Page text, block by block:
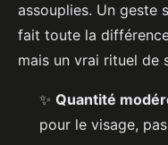
assouplies. Un geste
fait toute la
mais un vrai rituel de
✨ Quantité
pour le visage,